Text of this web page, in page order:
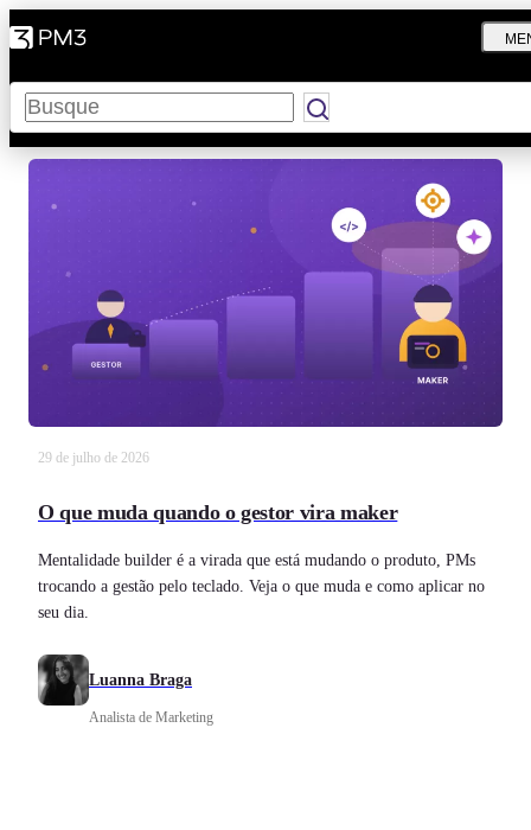
Pesquisar
29 de julho de 2026
O que muda quando o gestor vira maker
Mentalidade builder é a virada que está mudando o produto, PMs
trocando a gestão pelo teclado. Veja o que muda e como aplicar no
seu dia.
Luanna Braga
Analista de Marketing